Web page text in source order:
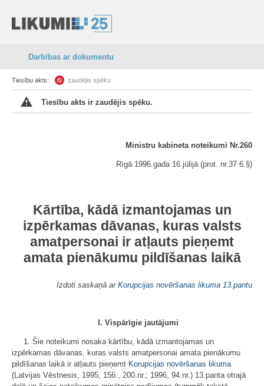
Darbības ar dokumentu
Tiesību akts: zaudējis spēku
Tiesību akts ir zaudējis spēku.
Ministru kabineta noteikumi Nr.260
Rīgā 1996.gada 16.jūlijā (prot. nr.37 6.§)
Kārtība, kādā izmantojamas un
izpērkamas dāvanas, kuras valsts
amatpersonai ir atļauts pieņemt
amata pienākumu pildīšanas laikā
Izdoti saskaņā ar Korupcijas novēršanas likuma 13.pantu
I. Vispārīgie jautājumi
1. Šie noteikumi nosaka kārtību, kādā izmantojamas un
izpērkamas dāvanas, kuras valsts amatpersonai amata pienākumu
pildīšanas laikā ir atļauts pieņemt Korupcijas novēršanas likuma
(Latvijas Vēstnesis, 1995, 156., 200.nr.; 1996, 94.nr.) 13.panta otrajā